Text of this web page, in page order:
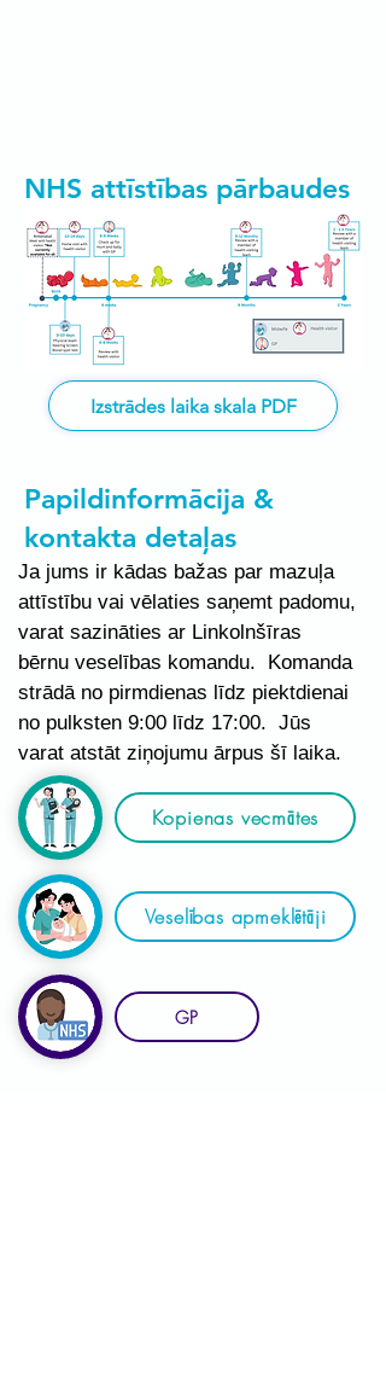
NHS attīstības pārbaudes
Izstrādes laika skala PDF
Papildinformācija &
kontakta detaļas
Ja jums ir kādas bažas par mazuļa
attīstību vai vēlaties saņemt padomu,
varat sazināties ar Linkolnšīras
bērnu veselības komandu. Komanda
strādā no pirmdienas līdz piektdienai
no pulksten 9:00 līdz 17:00. Jūs
varat atstāt ziņojumu ārpus šī laika.
Kopienas vecmātes
Veselības apmeklētāji
GP